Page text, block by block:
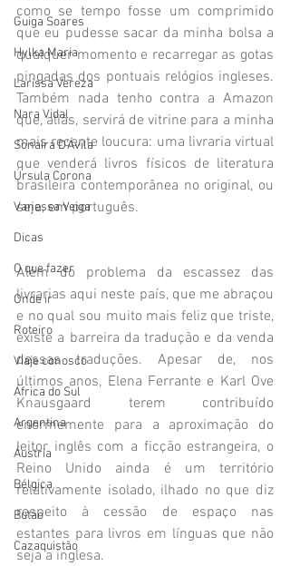
Guiga Soares
Hylka Maria
Larissa Vereza
Nara Vidal
Sonaira D'Ávila
Úrsula Corona
Vanessa Veiga
Dicas
O que fazer
Onde ir
Roteiro
Viaje conosco
África do Sul
Argentina
Áustria
Bélgica
Butão
Cazaquistão
como se tempo fosse um comprimido
que eu pudesse sacar da minha bolsa a
qualquer momento e recarregar as gotas
pingadas dos pontuais relógios ingleses.
Também nada tenho contra a Amazon
que, aliás, servirá de vitrine para a minha
mais recente loucura: uma livraria virtual
que venderá livros físicos de literatura
brasileira contemporânea no original, ou
seja, em português.
Além do problema da escassez das
livrarias aqui neste país, que me abraçou
e no qual sou muito mais feliz que triste,
existe a barreira da tradução e da venda
dessas traduções. Apesar de, nos
últimos anos, Elena Ferrante e Karl Ove
Knausgaard terem contribuído
enormemente para a aproximação do
leitor inglês com a ficção estrangeira, o
Reino Unido ainda é um território
relativamente isolado, ilhado no que diz
respeito à cessão de espaço nas
estantes para livros em línguas que não
seja a inglesa.